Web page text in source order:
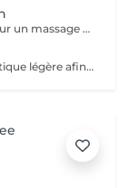
Un mélange de techniques de relaxation pour un massage en profondeur adapté à la fatigue de vos muscles et à vos besoins afin d'éliminer le stress de notre quotidien. Ce soin commence par un rafraîchissement stimulant des pieds pour favoriser la circulation sanguine et la relaxation.
Un massage complet avec une huile aromatique légère afin d'éliminer les toxines de votre système lymphatique. Ce massage par pression très légère est cependant très efficace. Il élimine les toxines, réduit la rétention d'eau, C'est une merveilleuse detox pour votre corps